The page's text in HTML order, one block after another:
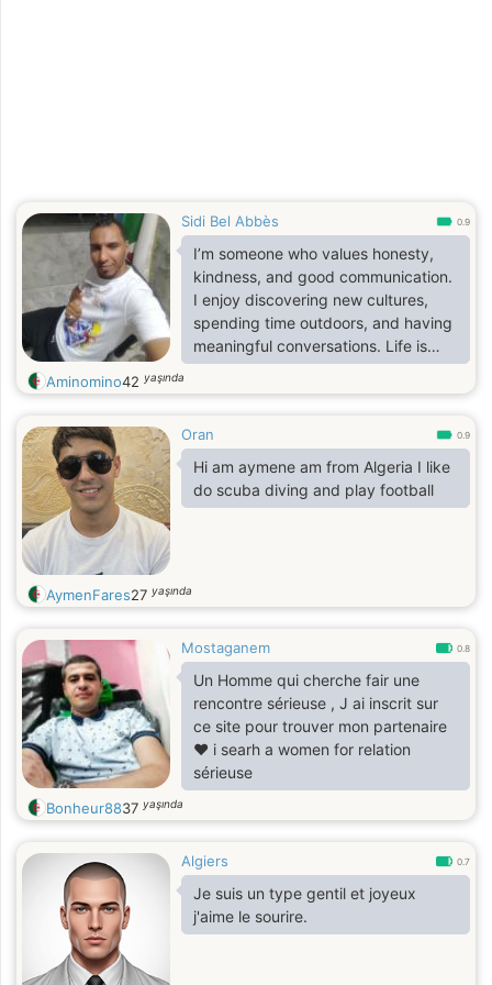
Sidi Bel Abbès 0.9
I’m someone who values honesty,
kindness, and good communication.
I enjoy discovering new cultures,
spending time outdoors, and having
meaningful conversations. Life is
more beautiful when shared with
someone who appreciates the little
Aminomino42 yaşında
Oran 0.9
Hi am aymene am from Algeria I like
do scuba diving and play football
AymenFares27 yaşında
Mostaganem 0.8
Un Homme qui cherche fair une
rencontre sérieuse , J ai inscrit sur
ce site pour trouver mon partenaire
❤️ i searh a women for relation
sérieuse
Bonheur8837 yaşında
Algiers 0.7
Je suis un type gentil et joyeux
j'aime le sourire.